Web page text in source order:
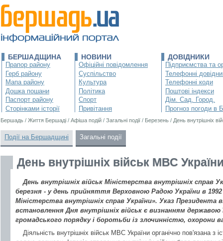
БЕРШАДЩИНА
Прапор району
Герб району
Мапа району
Дошка пошани
Паспорт району
Сторінками історії
НОВИНИ
Офіційні повідомлення
Суспільство
Культура
Політика
Спорт
Привітання
ДОВІДНИКИ
Підприємства та
Телефонні
Телефонні коди
Поштові індекси
Дім. Сад. Город.
Прогноз погоди в
Бершадь / Життя Бершаді / Афіша подій / Загальні події / Березень / День внутрішніх
Події на Бершадщині Загальні події
День внутрішніх військ МВС
День внутрішніх військ Міністерства внутрішніх справ
березня - у день прийняття Верховною Радою України в 1992
Міністерства внутрішніх справ України». Указ Президента
встановлення Дня внутрішніх військ є визнанням державою
громадського порядку і боротьби із злочинністю, охорони
Діяльність внутрішніх військ МВС України органічно пов'язана з